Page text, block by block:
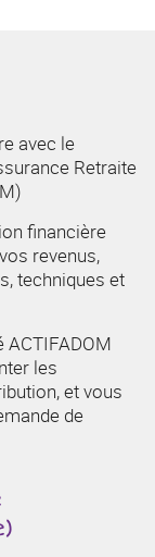
avec le
Retraite
financière
revenus,
techniques et
les
et vous
de